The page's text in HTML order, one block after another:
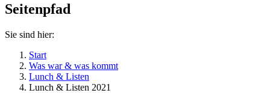
Seitenpfad
Sie sind hier:
Start
Was war & was kommt
Lunch & Listen
Lunch & Listen 2021